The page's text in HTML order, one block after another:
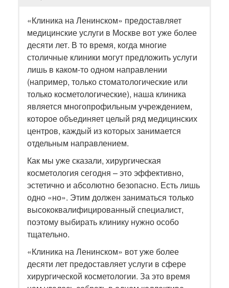
«Клиника на Ленинском» предоставляет
медицинские услуги в Москве вот уже более
десяти лет. В то время, когда многие
столичные клиники могут предложить услуги
лишь в каком-то одном направлении
(например, только стоматологические или
только косметологические), наша клиника
является многопрофильным учреждением,
которое объединяет целый ряд медицинских
центров, каждый из которых занимается
отдельным направлением.
Как мы уже сказали, хирургическая
косметология сегодня – это эффективно,
эстетично и абсолютно безопасно. Есть лишь
одно «но». Этим должен заниматься только
высококвалифицированный специалист,
поэтому выбирать клинику нужно особо
тщательно.
«Клиника на Ленинском» вот уже более
десяти лет предоставляет услуги в сфере
хирургической косметологии. За это время